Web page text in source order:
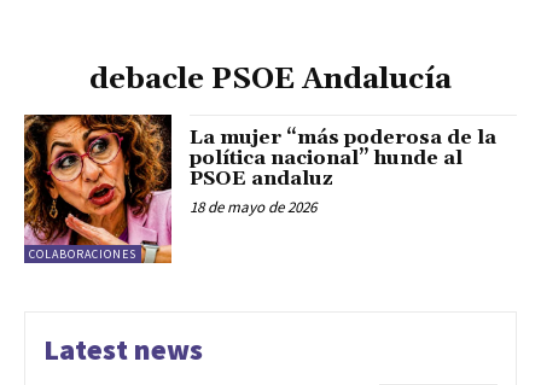
debacle PSOE Andalucía
COLABORACIONES
La mujer “más poderosa de la
política nacional” hunde al
PSOE andaluz
18 de mayo de 2026
Latest news